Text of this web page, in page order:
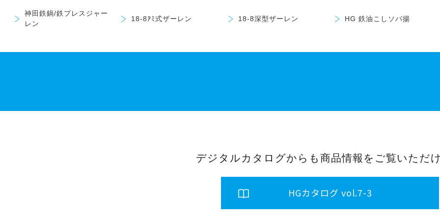
神田鉄鍋/鉄プレスジャー
レン
18-8ｱﾐ式ザーレン 18-8深型ザーレン HG 鉄油こしソバ揚
デジタルカタログからも商品情報をご覧いただ
HGカタログ vol.7-3